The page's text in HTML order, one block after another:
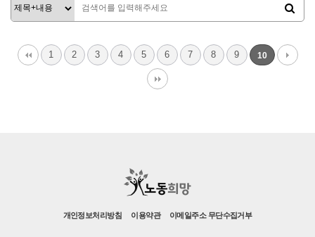
1 2 3 4 5 6 7 8 9 10
개인정보처리방침 이용약관 이메일주소 무단수집거부